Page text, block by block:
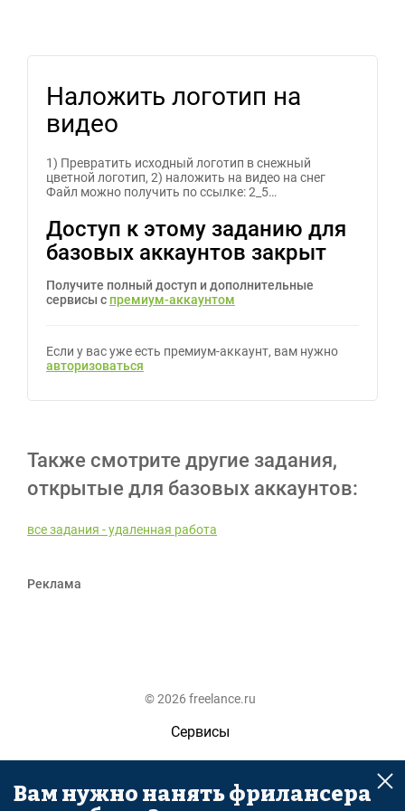
Наложить логотип на
видео
1) Превратить исходный логотип в снежный
цветной логотип, 2) наложить на видео на снег
Файл можно получить по ссылке: 2_5…
Доступ к этому заданию для
базовых аккаунтов закрыт
Получите полный доступ и дополнительные
сервисы с премиум-аккаунтом
Если у вас уже есть премиум-аккаунт, вам нужно
авторизоваться
Также смотрите другие задания,
открытые для базовых аккаунтов:
все задания - удаленная работа
Реклама
© 2026 freelance.ru
Сервисы
Помощь
Поиск
Вам нужно нанять фрилансера